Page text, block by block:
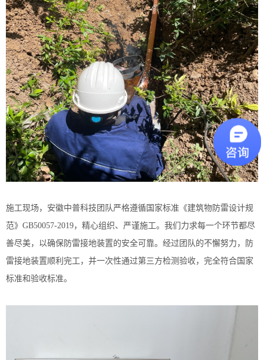
施工现场，安徽中普科技团队严格遵循国家标准《建筑物防雷设计规
范》GB50057-2019，精心组织、严谨施工。我们力求每一个环节都尽
善尽美，以确保防雷接地装置的安全可靠。经过团队的不懈努力，防
雷接地装置顺利完工，并一次性通过第三方检测验收，完全符合国家
标准和验收标准。